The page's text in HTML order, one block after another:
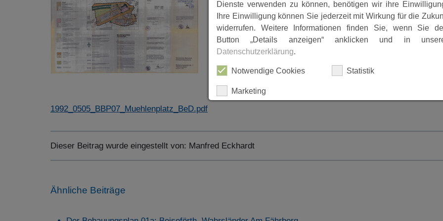
1992_0505_BBP07_Muehlenplatz_BeD.pdf
Dieser Beitrag wurde eingestellt von: Manfred Eckhardt
Ähnliche Beiträge
Dienste verwenden zu können, benötigen wir ihre
Ihre Einwilligung können Sie jederzeit mit Wirkung für die
widerrufen. Weitere Informationen finden Sie, wenn Sie
Button „Details anzeigen“ anklicken und in
Datenschutzerklärung.
Notwendige Cookies Statistik
Marketing